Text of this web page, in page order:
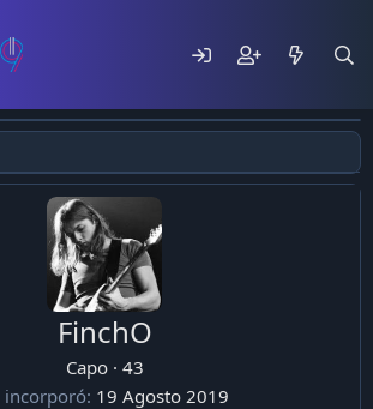
FinchO
Capo · 43
incorporó 19 Agosto 2019